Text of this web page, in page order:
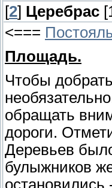
[2] Церебрас
<===
Площадь.
Чтобы
обращать
дороги.
Деревьев
булыжников